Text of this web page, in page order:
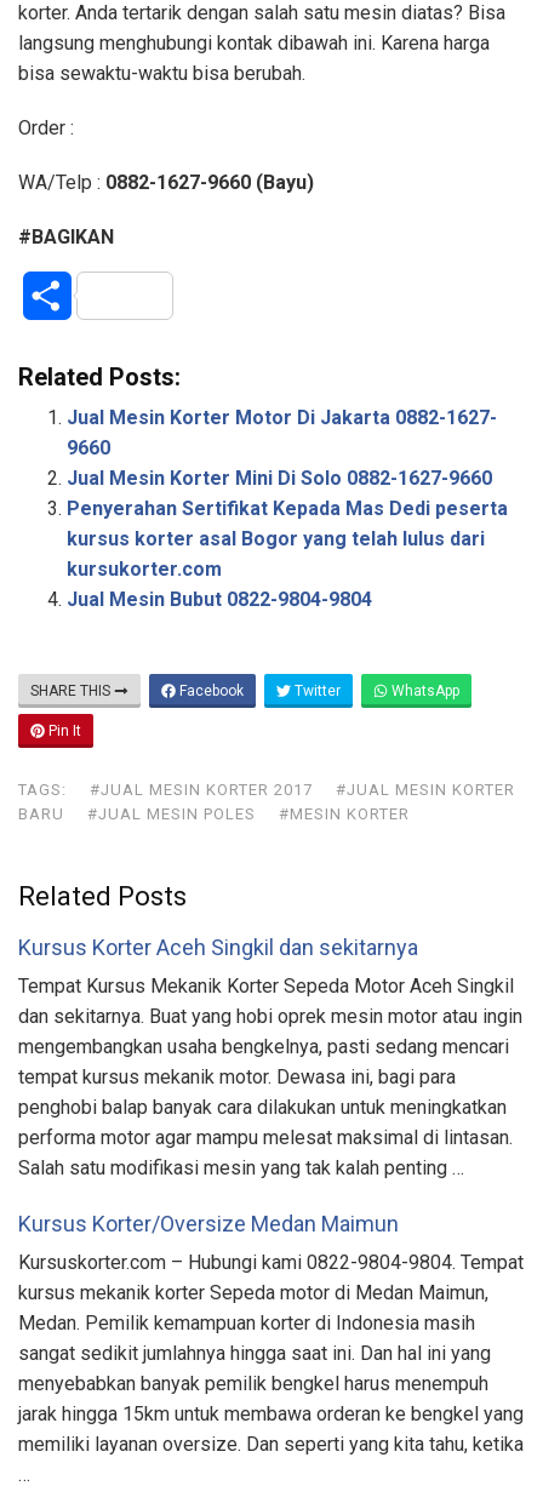
korter. Anda tertarik dengan salah satu mesin diatas? Bisa
langsung menghubungi kontak dibawah ini. Karena harga
bisa sewaktu-waktu bisa berubah.
Order :
WA/Telp : 0882-1627-9660 (Bayu)
#BAGIKAN
S
a
r
e
Related Posts:
Jual Mesin Korter Motor Di Jakarta 0882-1627-
9660
Jual Mesin Korter Mini Di Solo 0882-1627-9660
Penyerahan Sertifikat Kepada Mas Dedi peserta
kursus korter asal Bogor yang telah lulus dari
kursukorter.com
Jual Mesin Bubut 0822-9804-9804
SHARE THIS Facebook Twitter WhatsApp
Pin It
TAGS: #JUAL MESIN KORTER 2017
#JUAL MESIN KORTER
BARU
#JUAL MESIN POLES #MESIN KORTER
Related Posts
Kursus Korter Aceh Singkil dan sekitarnya
Tempat Kursus Mekanik Korter Sepeda Motor Aceh Singkil
dan sekitarnya. Buat yang hobi oprek mesin motor atau ingin
mengembangkan usaha bengkelnya, pasti sedang mencari
tempat kursus mekanik motor. Dewasa ini, bagi para
penghobi balap banyak cara dilakukan untuk meningkatkan
performa motor agar mampu melesat maksimal di lintasan.
Salah satu modifikasi mesin yang tak kalah penting …
Kursus Korter/Oversize Medan Maimun
Kursuskorter.com – Hubungi kami 0822-9804-9804. Tempat
kursus mekanik korter Sepeda motor di Medan Maimun,
Medan. Pemilik kemampuan korter di Indonesia masih
sangat sedikit jumlahnya hingga saat ini. Dan hal ini yang
menyebabkan banyak pemilik bengkel harus menempuh
jarak hingga 15km untuk membawa orderan ke bengkel yang
memiliki layanan oversize. Dan seperti yang kita tahu, ketika
…